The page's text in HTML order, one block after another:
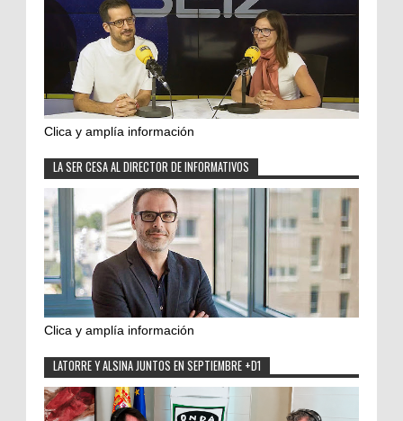
Clica y amplía información
LA SER CESA AL DIRECTOR DE INFORMATIVOS
Clica y amplía información
LATORRE Y ALSINA JUNTOS EN SEPTIEMBRE +D1